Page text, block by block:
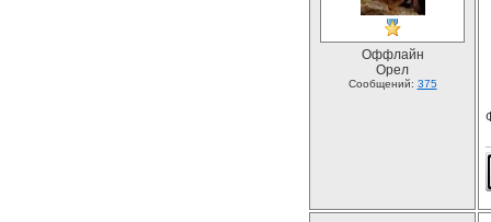
Оффлайн
Орел
Сообщений: 375